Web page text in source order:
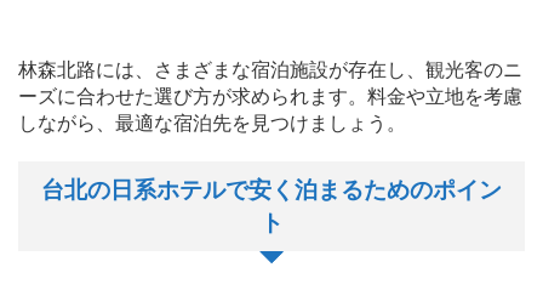
林森北路には、さまざまな宿泊施設が存在し、観光客のニ
ーズに合わせた選び方が求められます。料金や立地を考慮
しながら、最適な宿泊先を見つけましょう。
台北の日系ホテルで安く泊まるためのポイン
ト